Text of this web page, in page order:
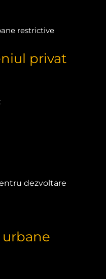
restrictive
privat
dezvoltare